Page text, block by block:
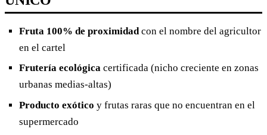
Fruta 100% de proximidadcon el nombre del agricultor
en el cartel
Frutería ecológica certificada (nicho creciente en zonas
urbanas medias-altas)
Producto exótico y frutas raras que no encuentran en el
supermercado